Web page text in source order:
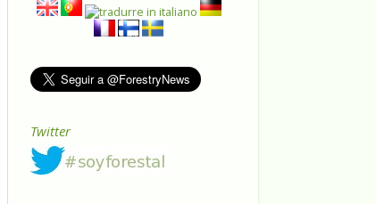
Twitter